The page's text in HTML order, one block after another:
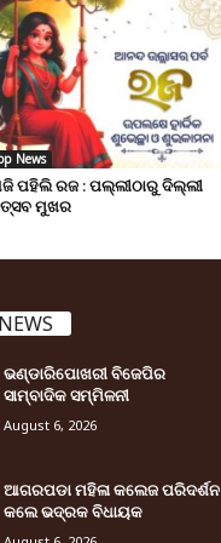
News
ପହିଲି ରଜ : ପଲ୍ଲୀଠାରୁ ଦିଲ୍ଲୀ
ମୁଖର
ଭଣ୍ଡାରିପୋଖରୀ ବିଜେପିର
ସାମ୍ବାଦିକ ସମ୍ମିଳନୀ
August 6, 2026
ଆଗରପଡା ମହିଳା କଲେଜ ପରିଦର୍ଶନ
କଲେ ଭଦ୍ରକ ବିଧାୟକ